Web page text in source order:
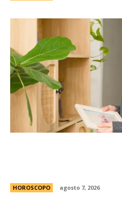
HOROSCOPO agosto 7, 2026